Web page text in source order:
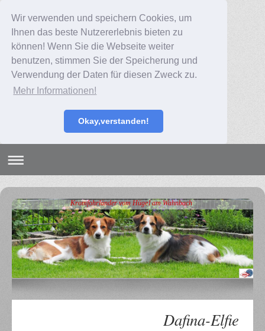
Wir verwenden und speichern Cookies, um
Ihnen das beste Nutzererlebnis bieten zu
können! Wenn Sie die Webseite weiter
benutzen, stimmen Sie der Speicherung und
Verwendung der Daten für diesen Zweck zu.
Mehr Informationen!
Okay,verstanden!
Kromfohrländer vom Hügel am Wahnbach
Dafina-Elfie